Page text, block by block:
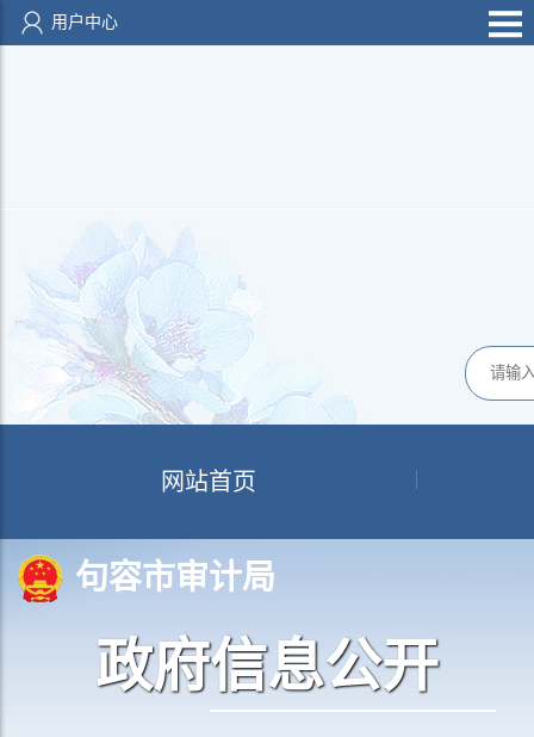
用户中心
网站首页
句容市审计局
政府信息公开